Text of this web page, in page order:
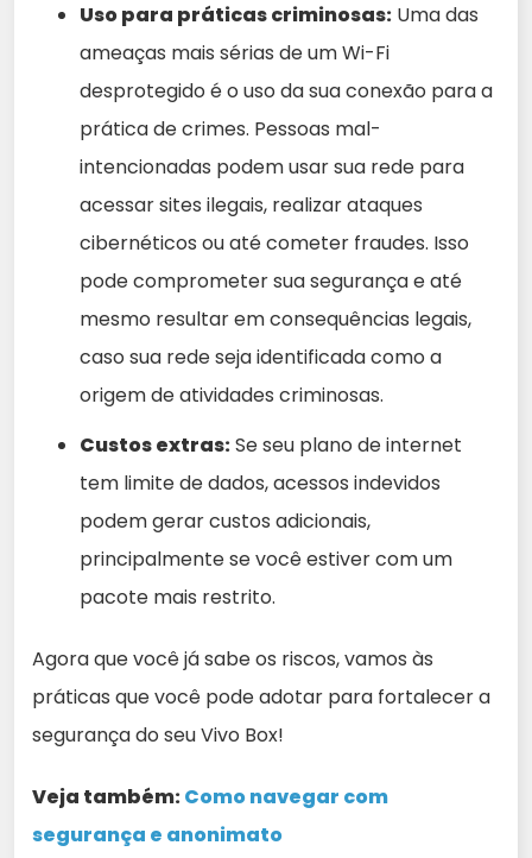
Uso para práticas criminosas: Uma das
ameaças mais sérias de um Wi-Fi
desprotegido é o uso da sua conexão para a
prática de crimes. Pessoas mal-
intencionadas podem usar sua rede para
acessar sites ilegais, realizar ataques
cibernéticos ou até cometer fraudes. Isso
pode comprometer sua segurança e até
mesmo resultar em consequências legais,
caso sua rede seja identificada como a
origem de atividades criminosas.
Custos extras:Se seu plano de internet
tem limite de dados, acessos indevidos
podem gerar custos adicionais,
principalmente se você estiver com um
pacote mais restrito.
Agora que você já sabe os riscos, vamos às
práticas que você pode adotar para fortalecer a
segurança do seu Vivo Box!
Veja também:Como navegar com
segurança e anonimato